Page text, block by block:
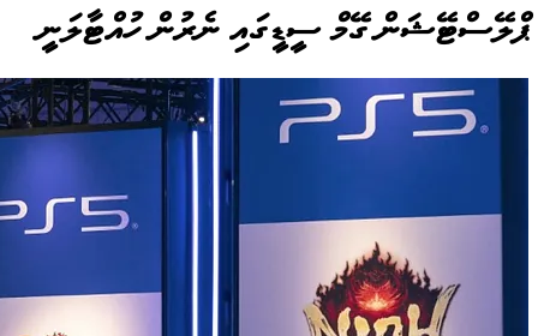
ޕްލޭސްޓޭޝަން ގޭމް ސީޑީގައި ނެރުން ހުއްޓާލަނީ